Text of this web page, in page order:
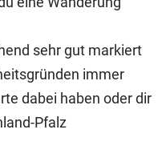
sehr gut markiert
immer
dabei haben oder dir
Pfalz